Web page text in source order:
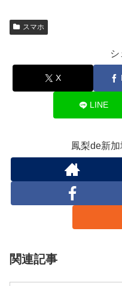
スマホ
シ
X
LINE
鳳梨de新
関連記事